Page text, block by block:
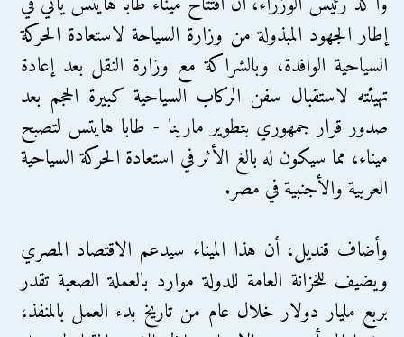
إطار الجهود المبذولة من وزارة السياحة لاستعادة الحركة
السياحية الوافدة، وبالشراكة مع وزارة النقل بعد إعادة
تهيئته لاستقبال سفن الركاب السياحية كبيرة الحجم بعد
صدور قرار جمهوري بتطوير مارينا - طابا هايتس لتصبح
ميناء، مما سيكون له بالغ الأثر في استعادة الحركة السياحية
العربية والأجنبية في مصر.
وأضاف قنديل، أن هذا الميناء سيدعم الاقتصاد المصري
ويضيف للخزانة العامة للدولة موارد بالعملة الصعبة تقدر
بربع مليار دولار خلال عام من تاريخ بدء العمل بالمنفذ،